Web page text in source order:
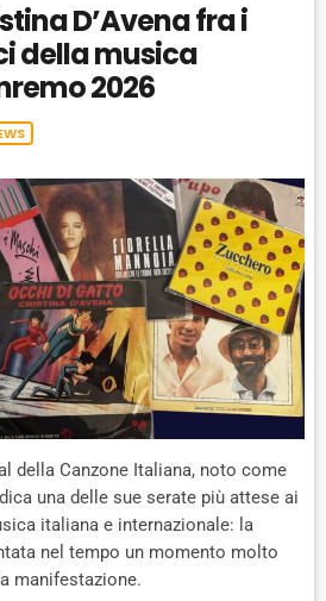
D’Avena fra i
della musica
2026
della Canzone Italiana, noto come
una delle sue serate più attese ai
italiana e internazionale: la
nel tempo un momento molto
manifestazione.